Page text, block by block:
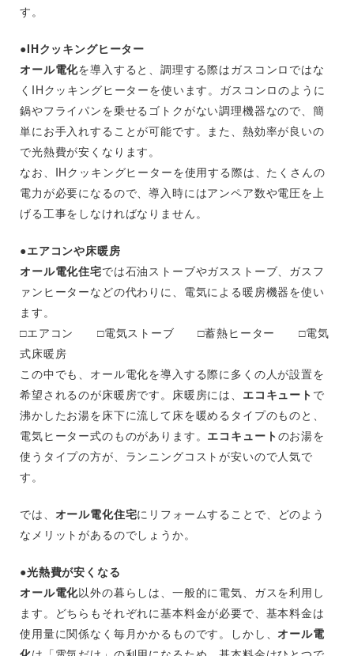
す。
●IHクッキングヒーター
オール電化を導入すると、調理する際はガスコンロではな
くIHクッキングヒーターを使います。ガスコンロのように
鍋やフライパンを乗せるゴトクがない調理機器なので、簡
単にお手入れすることが可能です。また、熱効率が良いの
で光熱費が安くなります。
なお、IHクッキングヒーターを使用する際は、たくさんの
電力が必要になるので、導入時にはアンペア数や電圧を上
げる工事をしなければなりません。
●エアコンや床暖房
オール電化住宅では石油ストーブやガスストーブ、ガスフ
ァンヒーターなどの代わりに、電気による暖房機器を使い
ます。
□エアコン □電気ストーブ □蓄熱ヒーター □電気
式床暖房
この中でも、オール電化を導入する際に多くの人が設置を
希望されるのが床暖房です。床暖房には、 エコキュート で
沸かしたお湯を床下に流して床を暖めるタイプのものと、
電気ヒーター式のものがあります。 エコキュートのお湯を
使うタイプの方が、ランニングコストが安いので人気で
す。
では、 オール電化住宅にリフォームすることで、どのよう
なメリットがあるのでしょうか。
●光熱費が安くなる
オール電化以外の暮らしは、一般的に電気、ガスを利用し
ます。どちらもそれぞれに基本料金が必要で、基本料金は
使用量に関係なく毎月かかるものです。しかし、オール電